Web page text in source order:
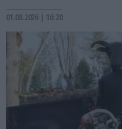
01.08.2026 | 16:20